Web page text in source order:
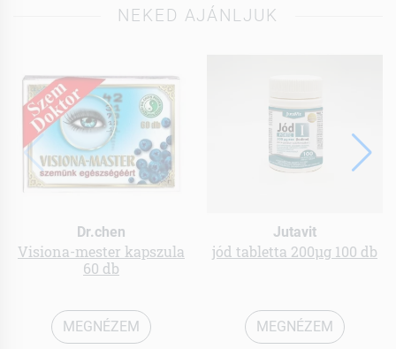
NEKED AJÁNLJUK
Dr.chen
Visiona-mester kapszula
60 db
MEGNÉZEM
Jutavit
jód tabletta 200µg 100 db
MEGNÉZEM